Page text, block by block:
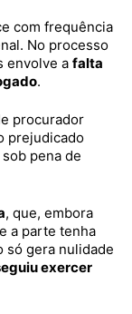
com frequência
No processo
envolve a falta
.
procurador
prejudicado
sob pena de
, que, embora
a parte tenha
só gera nulidade
exercer